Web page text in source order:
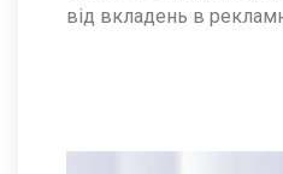
від вкладень в